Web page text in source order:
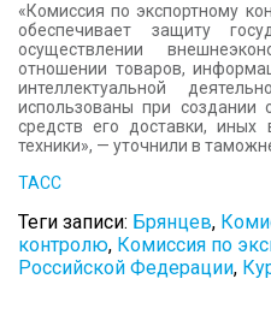
«Комиссия по экспортному
обеспечивает защиту
осуществлении
отношении товаров,
интеллектуальной
использованы при создании
средств его доставки,
техники», — уточнили в
ТАСС
Теги записи: Брянцев,
контролю, Комиссия по
Российской Федерации,